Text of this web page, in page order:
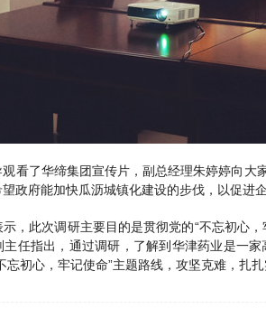
了华缔集团宣传片，副总经理朱婷婷向大
政府能加快瓜沥城镇化建设的步伐，以促进
此次调研主要目的是贯彻党的“不忘初心，
任指出，通过调研，了解到华津药业是一
忘初心，牢记使命”主题路线，攻坚克难，扎